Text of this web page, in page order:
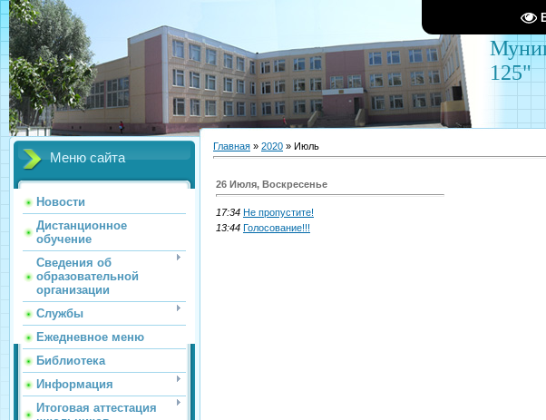
125"
Меню сайта
Новости
Дистанционное
обучение
Сведения об
образовательной
организации
Службы
Ежедневное меню
Библиотека
Информация
Итоговая аттестация
Главная » 2020 » Июль
26 Июля, Воскресенье
17:34 Не пропустите!
13:44 Голосование!!!